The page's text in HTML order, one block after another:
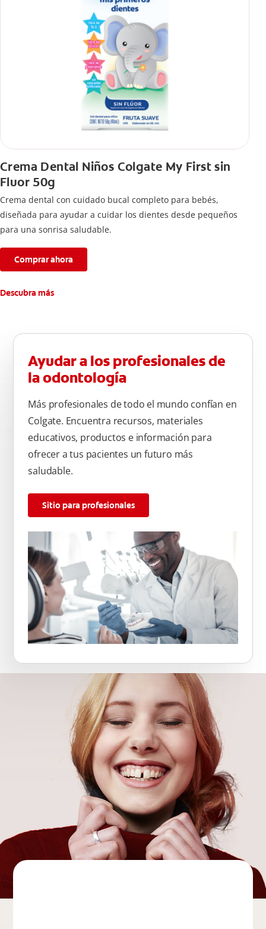
Crema Dental Niños Colgate My First sin
Fluor 50g
Crema dental con cuidado bucal completo para bebés,
diseñada para ayudar a cuidar los dientes desde pequeños
para una sonrisa saludable.
Comprar ahora
Descubra más
Ayudar a los profesionales de
la odontología
Más profesionales de todo el mundo confían en
Colgate. Encuentra recursos, materiales
educativos, productos e información para
ofrecer a tus pacientes un futuro más
saludable.
Sitio para profesionales